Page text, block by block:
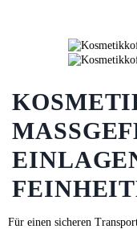
INLAGEN
Für einen sicheren